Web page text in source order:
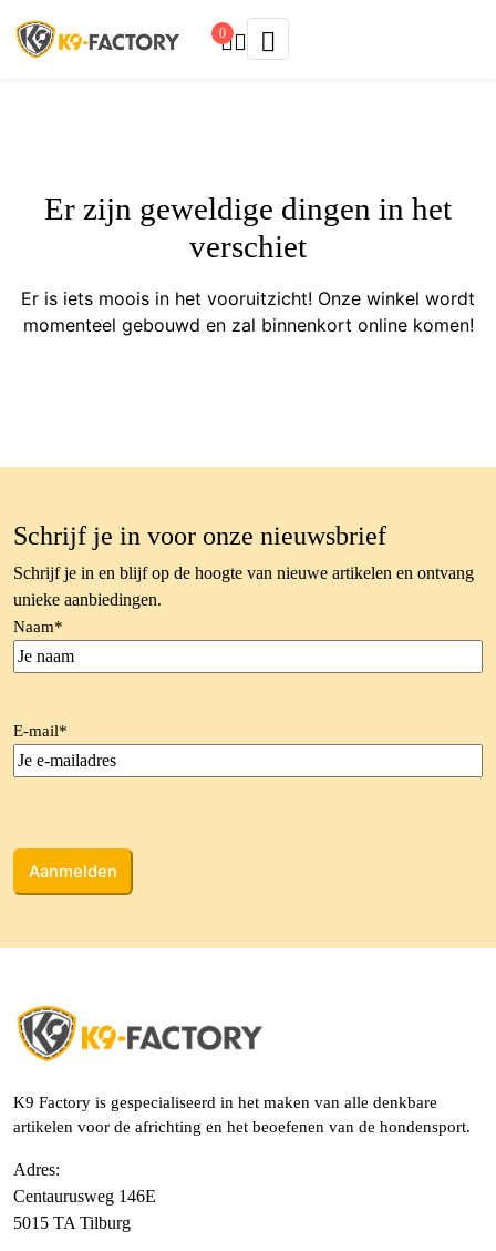
0
Er zijn geweldige dingen in het
verschiet
Er is iets moois in het vooruitzicht! Onze winkel wordt
momenteel gebouwd en zal binnenkort online komen!
Schrijf je in voor onze nieuwsbrief
Schrijf je in en blijf op de hoogte van nieuwe artikelen en ontvang
unieke aanbiedingen.
Naam*
E-mail*
K9 Factory is gespecialiseerd in het maken van alle denkbare
artikelen voor de africhting en het beoefenen van de hondensport.
Adres:
Centaurusweg 146E
5015 TA Tilburg